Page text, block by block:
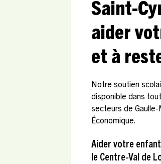
Saint-
aider
et à
Notre soutien
disponible dans
secteurs de
Économique.
Aider votre
le Centre-Val de